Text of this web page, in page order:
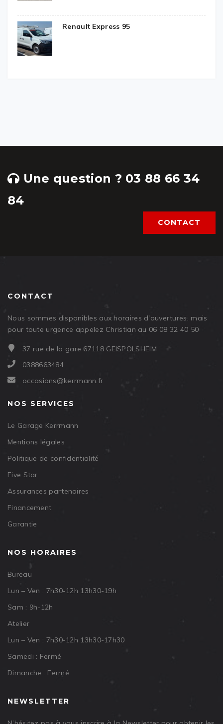
Renault Express 95
Une question ? 03 88 66 34
84
CONTACT
CONTACT
Nous sommes disponibles aux horaires d'ouvertures, mais
pour toute urgence appelez Christian au 06 08 32 40 50
37 rue de la gare 67118 GEISPOLSHEIM
0388663484
occasions@kerrmann.fr
NOS SERVICES
Le Garage Kerrmann
Mentions légales
Politique de confidentialité
Five Star
Assurances partenaires
Financement
Garantie
NOS HORAIRES
Bureau
Lun – Ven : 7h30-12h 13h30-19h
Sam : 9h-12h
Atelier
Lun – Ven : 7h30-12h 13h30-17h30
Samedi : Fermé
Dimanche : Fermé
NEWSLETTER